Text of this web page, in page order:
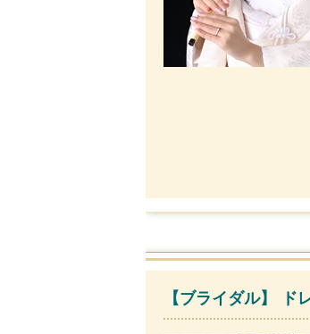
【ブライダル】 ド